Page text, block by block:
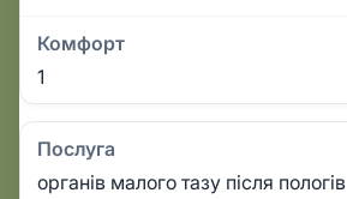
Комфорт
1
Послуга
органів малого тазу після пологів